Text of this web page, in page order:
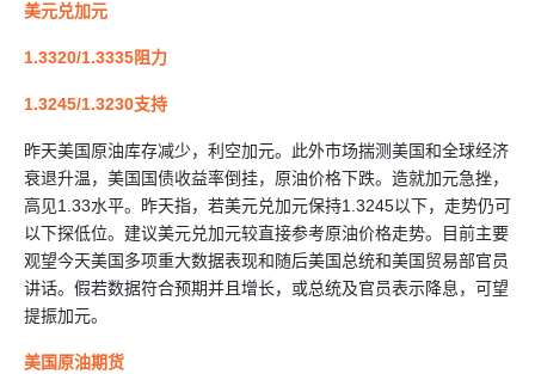
美元兑加元
1.3320/1.3335阻力
1.3245/1.3230支持
昨天美国原油库存减少，利空加元。此外市场揣测美国和全球经济
衰退升温，美国国债收益率倒挂，原油价格下跌。造就加元急挫，
高见1.33水平。昨天指，若美元兑加元保持1.3245以下，走势仍可
以下探低位。建议美元兑加元较直接参考原油价格走势。目前主要
观望今天美国多项重大数据表现和随后美国总统和美国贸易部官员
讲话。假若数据符合预期并且增长，或总统及官员表示降息，可望
提振加元。
美国原油期货